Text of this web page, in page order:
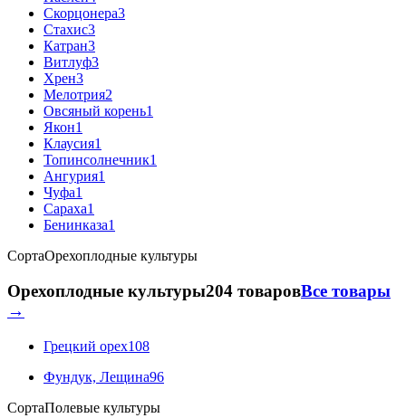
Скорцонера3
Стахис3
Катран3
Витлуф3
Хрен3
Мелотрия2
Овсяный корень1
Якон1
Клаусия1
Топинсолнечник1
Ангурия1
Чуфа1
Сараха1
Бенинказа1
СортаОрехоплодные культуры
Орехоплодные культуры204 товаровВсе товары
→
Грецкий орех108
Фундук, Лещина96
СортаПолевые культуры